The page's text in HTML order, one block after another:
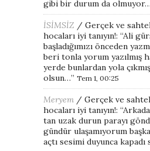
gibi bir durum da olmuyor…
İSİMSİZ / Gerçek ve
hocaları iyi tanıyın!: “Ali
başladığımızı önceden
beri tonla yorum yazılmış
yerde bunlardan yola
olsun…” Tem 1, 00:25
Meryem / Gerçek ve
hocaları iyi tanıyın!: “
tan uzak durun parayı
gündür ulaşamıyorum
açtı sesimi duyunca kapadı